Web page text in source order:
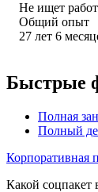
Не ищет
Общий опыт
27 лет 6
Быстрые
Полная
Полный
Корпоративная
Какой соцпакет